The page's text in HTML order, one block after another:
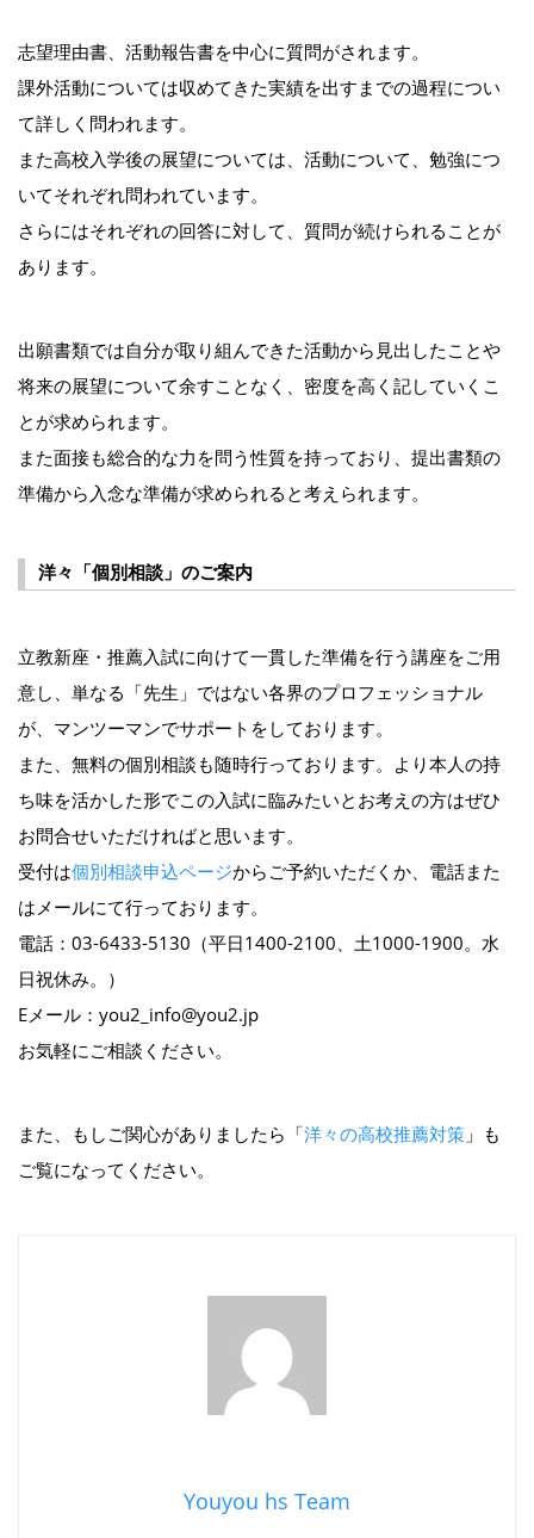
志望理由書、活動報告書を中心に質問がされます。
課外活動については収めてきた実績を出すまでの過程につい
て詳しく問われます。
また高校入学後の展望については、活動について、勉強につ
いてそれぞれ問われています。
さらにはそれぞれの回答に対して、質問が続けられることが
あります。
出願書類では自分が取り組んできた活動から見出したことや
将来の展望について余すことなく、密度を高く記していくこ
とが求められます。
また面接も総合的な力を問う性質を持っており、提出書類の
準備から入念な準備が求められると考えられます。
洋々「個別相談」のご案内
立教新座・推薦入試に向けて一貫した準備を行う講座をご用
意し、単なる「先生」ではない各界のプロフェッショナル
が、マンツーマンでサポートをしております。
また、無料の個別相談も随時行っております。より本人の持
ち味を活かした形でこの入試に臨みたいとお考えの方はぜひ
お問合せいただければと思います。
受付は個別相談申込ページからご予約いただくか、電話また
はメールにて行っております。
電話：03-6433-5130（平日1400-2100、土1000-1900。水
日祝休み。）
Eメール：you2_info@you2.jp
お気軽にご相談ください。
また、もしご関心がありましたら「洋々の高校推薦対策 」も
ご覧になってください。
Youyou hs Team